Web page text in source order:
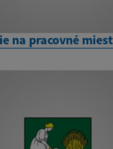
na pracovné